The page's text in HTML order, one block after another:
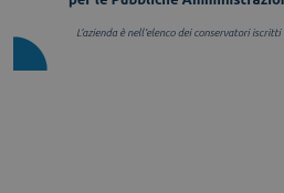
Contattaci